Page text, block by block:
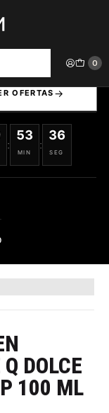
0
DOLCE GABBANA
OFERTAS
:
53
MIN
:
35
SEG
31%
DOLCE
100 ML